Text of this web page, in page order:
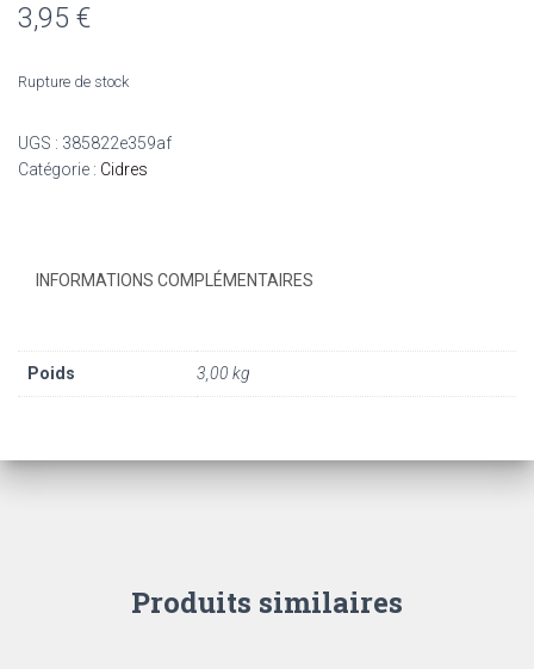
3,95 €
Rupture de stock
UGS : 385822e359af
Catégorie : Cidres
INFORMATIONS COMPLÉMENTAIRES
Poids 3,00 kg
Produits similaires